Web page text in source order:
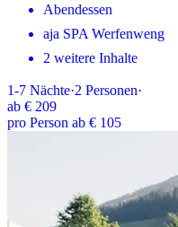
Abendessen
aja SPA Werfenweng
2 weitere Inhalte
1-7 Nächte·2 Personen·
ab € 209
pro Person ab € 105